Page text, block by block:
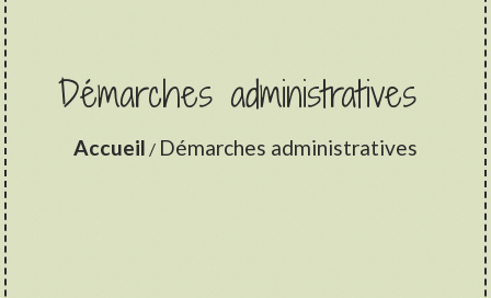
Démarches administratives
Accueil / Démarches administratives